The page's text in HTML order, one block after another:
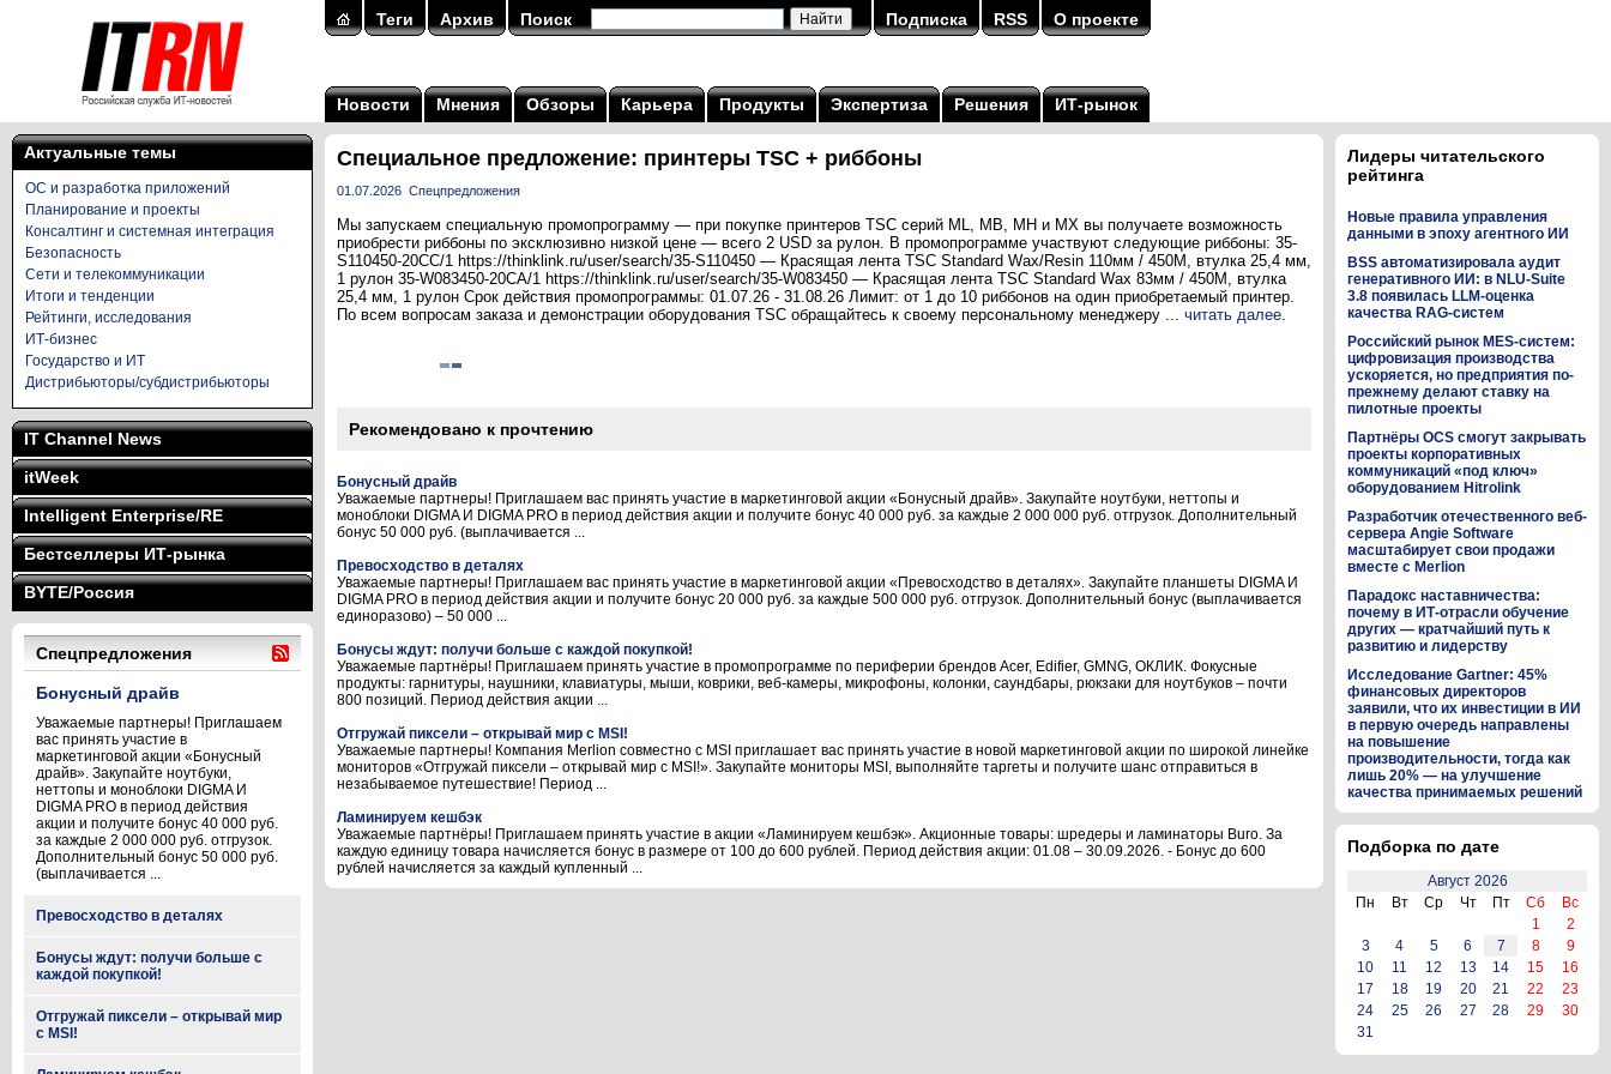
Теги Архив Поиск Подписка RSS О проекте
Новости Мнения Обзоры Карьера Продукты Экспертиза Решения ИТ-рынок
Актуальные темы
ОС и разработка приложений
Планирование и проекты
Консалтинг и системная интеграция
Безопасность
Сети и телекоммуникации
Итоги и тенденции
Рейтинги, исследования
ИТ-бизнес
Государство и ИТ
Дистрибьюторы/субдистрибьюторы
IT Channel News
itWeek
Intelligent Enterprise/RE
Бестселлеры ИТ-рынка
BYTE/Россия
Спецпредложения
Бонусный драйв
Уважаемые партнеры! Приглашаем
вас принять участие в
маркетинговой акции «Бонусный
драйв». Закупайте ноутбуки,
неттопы и моноблоки DIGMA И
DIGMA PRO в период действия
акции и получите бонус 40 000 руб.
за каждые 2 000 000 руб. отгрузок.
Дополнительный бонус 50 000 руб.
(выплачивается ...
Превосходство в деталях
Бонусы ждут: получи больше с
каждой покупкой!
Отгружай пиксели – открывай мир
с MSI!
Специальное предложение: принтеры TSC + риббоны
01.07.2026 Спецпредложения
Мы запускаем специальную промопрограмму — при покупке принтеров TSC серий ML, MB, MH и MX вы получаете возможность
приобрести риббоны по эксклюзивно низкой цене — всего 2 USD за рулон. В промопрограмме участвуют следующие риббоны: 35-
S110450-20CC/1 https://thinklink.ru/user/search/35-S110450 — Красящая лента TSC Standard Wax/Resin 110мм / 450М, втулка 25,4 мм,
1 рулон 35-W083450-20CA/1 https://thinklink.ru/user/search/35-W083450 — Красящая лента TSC Standard Wax 83мм / 450М, втулка
25,4 мм, 1 рулон Срок действия промопрограммы: 01.07.26 - 31.08.26 Лимит: от 1 до 10 риббонов на один приобретаемый принтер.
По всем вопросам заказа и демонстрации оборудования TSC обращайтесь к своему персональному менеджеру ... читать далее.
Рекомендовано к прочтению
Бонусный драйв
Уважаемые партнеры! Приглашаем вас принять участие в маркетинговой акции «Бонусный драйв». Закупайте ноутбуки, неттопы и
моноблоки DIGMA И DIGMA PRO в период действия акции и получите бонус 40 000 руб. за каждые 2 000 000 руб. отгрузок. Дополнительный
бонус 50 000 руб. (выплачивается ...
Превосходство в деталях
Уважаемые партнеры! Приглашаем вас принять участие в маркетинговой акции «Превосходство в деталях». Закупайте планшеты DIGMA И
DIGMA PRO в период действия акции и получите бонус 20 000 руб. за каждые 500 000 руб. отгрузок. Дополнительный бонус (выплачивается
единоразово) – 50 000 ...
Бонусы ждут: получи больше с каждой покупкой!
Уважаемые партнёры! Приглашаем принять участие в промопрограмме по периферии брендов Acer, Edifier, GMNG, ОКЛИК. Фокусные
продукты: гарнитуры, наушники, клавиатуры, мыши, коврики, веб-камеры, микрофоны, колонки, саундбары, рюкзаки для ноутбуков – почти
800 позиций. Период действия акции ...
Отгружай пиксели – открывай мир с MSI!
Уважаемые партнеры! Компания Merlion совместно с MSI приглашает вас принять участие в новой маркетинговой акции по широкой линейке
мониторов «Отгружай пиксели – открывай мир с MSI!». Закупайте мониторы MSI, выполняйте таргеты и получите шанс отправиться в
незабываемое путешествие! Период ...
Ламинируем кешбэк
Уважаемые партнёры! Приглашаем принять участие в акции «Ламинируем кешбэк». Акционные товары: шредеры и ламинаторы Buro. За
каждую единицу товара начисляется бонус в размере от 100 до 600 рублей. Период действия акции: 01.08 – 30.09.2026. - Бонус до 600
рублей начисляется за каждый купленный ...
Лидеры читательского
рейтинга
Новые правила управления
данными в эпоху агентного ИИ
BSS автоматизировала аудит
генеративного ИИ: в NLU-Suite
3.8 появилась LLM-оценка
качества RAG-систем
Российский рынок MES-систем:
цифровизация производства
ускоряется, но предприятия по-
прежнему делают ставку на
пилотные проекты
Партнёры OCS смогут закрывать
проекты корпоративных
коммуникаций «под ключ»
оборудованием Hitrolink
Разработчик отечественного веб-
сервера Angie Software
масштабирует свои продажи
вместе с Merlion
Парадокс наставничества:
почему в ИТ-отрасли обучение
других — кратчайший путь к
развитию и лидерству
Исследование Gartner: 45%
финансовых директоров
заявили, что их инвестиции в ИИ
в первую очередь направлены
на повышение
производительности, тогда как
лишь 20% — на улучшение
качества принимаемых решений
Подборка по дате
Август 2026
Пн
Вт Ср Чт Пт Сб
Вс
1
2
3
4 5 6 7 8
9
10
11 12 13 14 15
16
17
18 19 20 21 22
23
24
25 26 27 28 29
30
31